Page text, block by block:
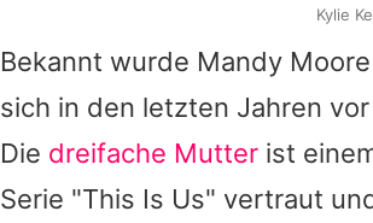
Bekannt wurde Mandy Moore
sich in den letzten Jahren
Die dreifache Mutter ist
Serie "This Is Us" vertraut
Kylie